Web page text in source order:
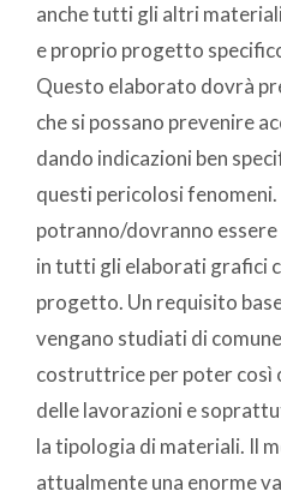
anche tutti gli altri
e proprio progetto
Questo elaborato dovrà
che si possano prevenire
dando indicazioni ben
questi pericolosi fenomeni.
potranno/dovranno
in tutti gli elaborati grafici
progetto. Un requisito
vengano studiati di
costruttrice per poter così
delle lavorazioni e
la tipologia di materiali. Il
attualmente una enorme